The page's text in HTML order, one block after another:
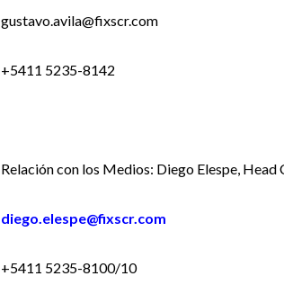
gustavo.avila@fixscr.com
+5411 5235-8142
Relación con los Medios: Diego Elespe,
diego.elespe@fixscr.com
+5411 5235-8100/10